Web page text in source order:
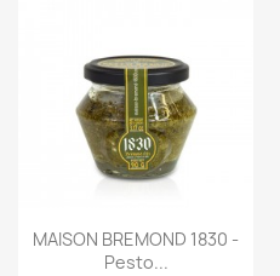
Aperçu rapide
MAISON BREMOND 1830 -
Pesto...